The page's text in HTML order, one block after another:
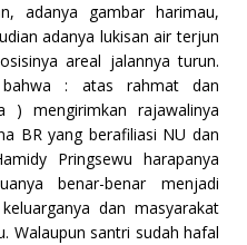
adanya gambar harimau,
adanya lukisan air terjun
areal jalannya turun.
: atas rahmat dan
) mengirimkan rajawalinya
BR yang berafiliasi NU dan
Pringsewu harapanya
benar-benar menjadi
dan masyarakat
Walaupun santri sudah hafal